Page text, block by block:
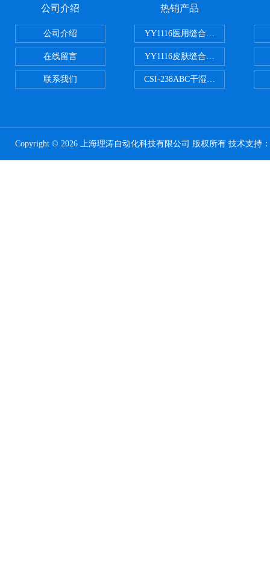
公司介绍
公司介绍
在线留言
联系我们
热销产品
YY1116医用缝合线线径试验仪
YY1116皮肤缝合线线径测量仪
CSI-238ABC干湿电动摩擦色牢度
Copyright © 2026 上海理涛自动化科技有限公司 版权所有 技术支持：